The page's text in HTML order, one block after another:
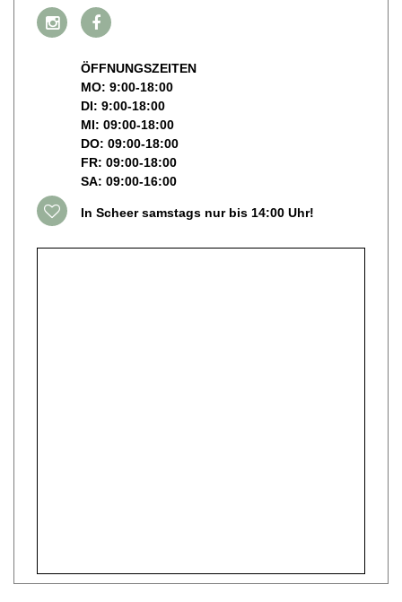
ÖFFNUNGSZEITEN
MO: 9:00-18:00
DI: 9:00-18:00
MI: 09:00-18:00
DO: 09:00-18:00
FR: 09:00-18:00
SA: 09:00-16:00
In Scheer samstags nur bis 14:00 Uhr!